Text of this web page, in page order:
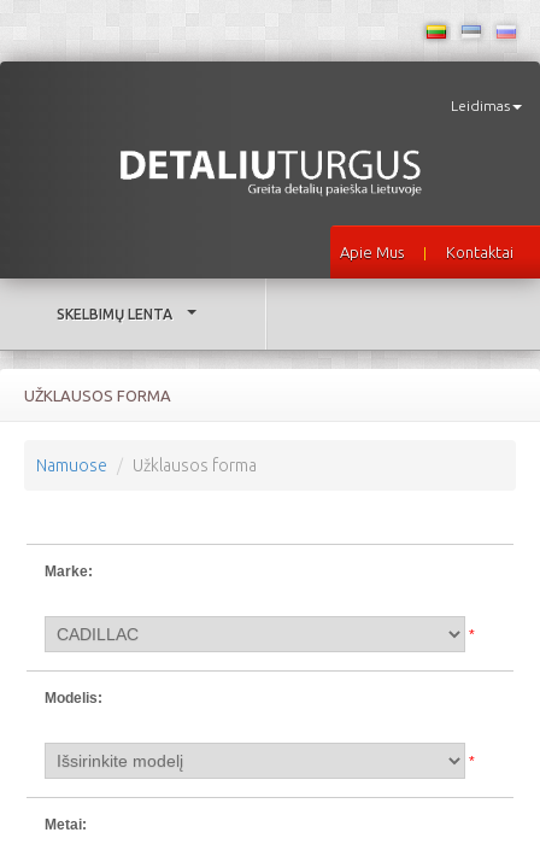
Leidimas
Apie Mus | Kontaktai
SKELBIMŲ LENTA
UŽKLAUSOS FORMA
Namuose Užklausos forma
Marke:
*
Modelis:
*
Metai: